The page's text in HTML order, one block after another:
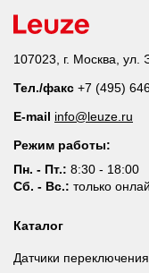
107023, г. Москва, ул.
Тел./факс +7 (495)
E-mail info@leuze.ru
Режим работы:
Пн. - Пт.: 8:30 - 18:00
Сб. - Вс.: только
Каталог
Датчики переключения